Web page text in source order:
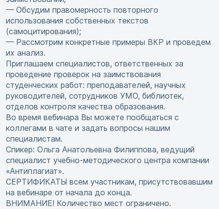
— Обсудим правомерность повторного
использования собственных текстов
(самоцитирования);
— Рассмотрим конкретные примеры ВКР и проведем
их анализ.
Приглашаем специалистов, ответственных за
проведение проверок на заимствования
студенческих работ: преподавателей, научных
руководителей, сотрудников УМО, библиотек,
отделов контроля качества образования.
Во время вебинара Вы можете пообщаться с
коллегами в чате и задать вопросы нашим
специалистам.
Спикер: Ольга Анатольевна Филиппова, ведущий
специалист учебно-методического центра компании
«Антиплагиат».
СЕРТИФИКАТЫ всем участникам, присутствовавшим
на вебинаре от начала до конца.
ВНИМАНИЕ! Количество мест ограничено.